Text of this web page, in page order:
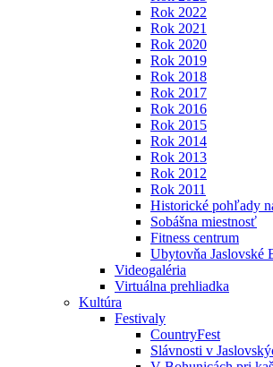
Rok 2022
Rok 2021
Rok 2020
Rok 2019
Rok 2018
Rok 2017
Rok 2016
Rok 2015
Rok 2014
Rok 2013
Rok 2012
Rok 2011
Historické pohľady
Sobášna miestnosť
Fitness centrum
Ubytovňa Jaslovské
Videogaléria
Virtuálna prehliadka
Kultúra
Festivaly
CountryFest
Slávnosti v